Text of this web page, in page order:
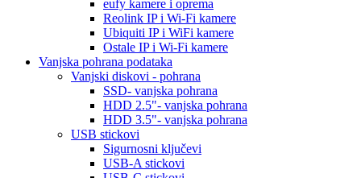
eufy kamere i oprema
Reolink IP i Wi-Fi kamere
Ubiquiti IP i WiFi kamere
Ostale IP i Wi-Fi kamere
Vanjska pohrana podataka
Vanjski diskovi - pohrana
SSD- vanjska pohrana
HDD 2.5"- vanjska pohrana
HDD 3.5"- vanjska pohrana
USB stickovi
Sigurnosni ključevi
USB-A stickovi